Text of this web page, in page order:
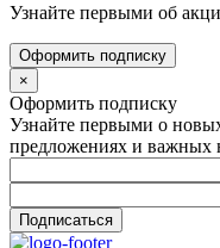
Узнайте первыми об
Оформить подписку
×
Оформить подписку
Узнайте первыми о
предложениях и важных
Подписаться